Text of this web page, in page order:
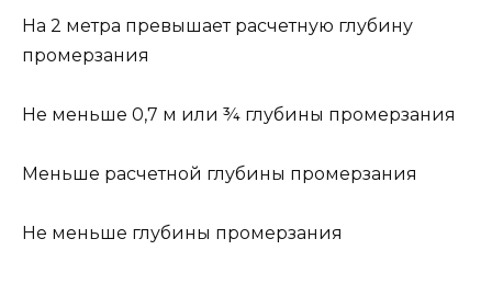
На 2 метра превышает расчетную глубину
промерзания
Не меньше 0,7 м или ¾ глубины промерзания
Меньше расчетной глубины промерзания
Не меньше глубины промерзания